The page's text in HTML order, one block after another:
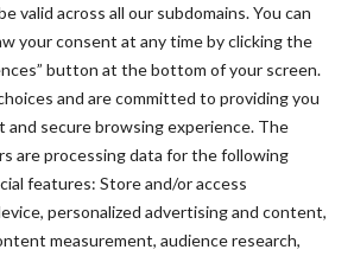
valid across all our subdomains. You can
your consent at any time by clicking the
button at the bottom of your screen.
and are committed to providing you
and secure browsing experience. The
are processing data for the following
features: Store and/or access
personalized advertising and content,
measurement, audience research,
tips voor een langere
Wet en regelgeving